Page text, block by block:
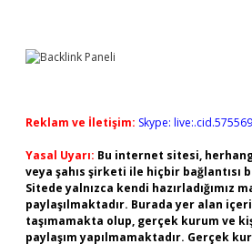
Reklam ve İletişim: Skype:
Yasal Uyarı: Bu internet sitesi,
veya şahıs şirketi ile hiçbir bağlantısı
Sitede yalnızca kendi hazırladığımız
paylaşılmaktadır. Burada yer alan
taşımamakta olup, gerçek kurum ve
paylaşım yapılmamaktadır. Gerçek